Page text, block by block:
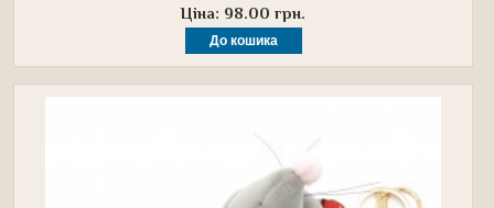
Ціна: 98.00 грн.